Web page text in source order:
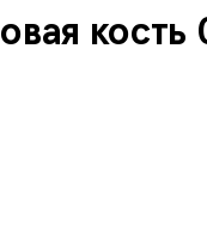
кость